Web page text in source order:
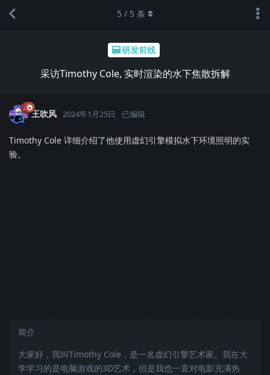
研发前线
采访Timothy Cole, 实时渲染的水下焦散拆解
5 / 5 条
王吹风 2024年1月25日 已编辑
Timothy Cole 详细介绍了他使用虚幻引擎模拟水下环境照明的实
验。
简介
大家好，我叫Timothy Cole，是一名虚幻引擎艺术家。我在大
学学习的是电脑游戏的3D艺术，但是我也一直对电影充满热